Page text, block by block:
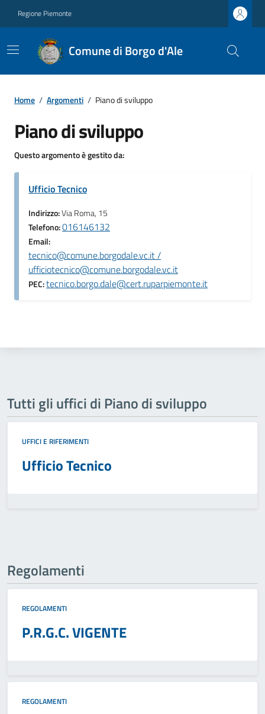
Regione Piemonte
Comune di Borgo d'Ale
Home / Argomenti / Piano di sviluppo
Piano di sviluppo
Questo argomento è gestito da:
Ufficio Tecnico
Indirizzo:Via Roma, 15
Telefono:016146132
Email:
tecnico@comune.borgodale.vc.it /
ufficiotecnico@comune.borgodale.vc.it
PEC:tecnico.borgo.dale@cert.ruparpiemonte.it
Tutti gli uffici di Piano di sviluppo
UFFICI E RIFERIMENTI
Ufficio Tecnico
Regolamenti
REGOLAMENTI
P.R.G.C. VIGENTE
REGOLAMENTI